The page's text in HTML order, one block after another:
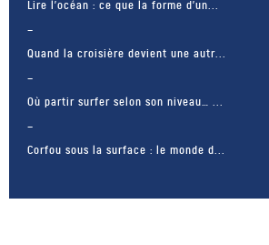
Lire l’océan : ce que la forme d’un...
Quand la croisière devient une autr...
Où partir surfer selon son niveau… ...
Corfou sous la surface : le monde d...